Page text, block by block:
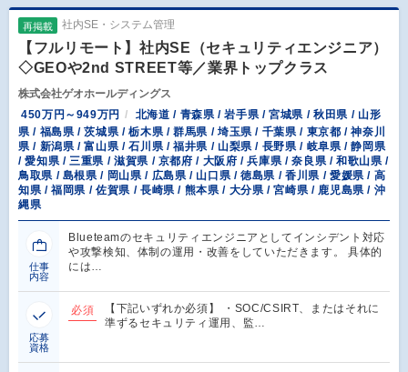
再掲載 社内SE・システム管理
【フルリモート】社内SE（セキュリティエンジニア）
◇GEOや2nd STREET等／業界トップクラス
株式会社ゲオホールディングス
450万円～949万円
北海道 / 青森県 / 岩手県 / 宮城県 / 秋田県 / 山形
県 / 福島県 / 茨城県 / 栃木県 / 群馬県 / 埼玉県 / 千葉県 / 東京都 / 神奈川
県 / 新潟県 / 富山県 / 石川県 / 福井県 / 山梨県 / 長野県 / 岐阜県 / 静岡県
/ 愛知県 / 三重県 / 滋賀県 / 京都府 / 大阪府 / 兵庫県 / 奈良県 / 和歌山県 /
鳥取県 / 島根県 / 岡山県 / 広島県 / 山口県 / 徳島県 / 香川県 / 愛媛県 / 高
知県 / 福岡県 / 佐賀県 / 長崎県 / 熊本県 / 大分県 / 宮崎県 / 鹿児島県 / 沖
縄県
仕事
内容
Blueteamのセキュリティエンジニアとしてインシデント対応
や攻撃検知、体制の運用・改善をしていただきます。 具体的
には…
応募
資格
必須
【下記いずれか必須】 ・SOC/CSIRT、またはそれに
準ずるセキュリティ運用、監…